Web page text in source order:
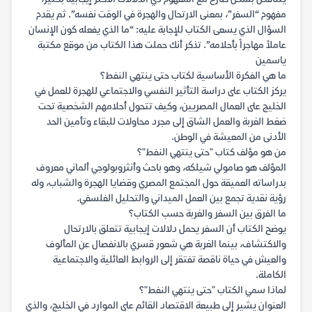
مفهوم “السفر”، بمعنى الارتحال والهجرة في الوقت نفسه”. ثم يقدم
السؤال الذي يسعى الكتاب للإجابة عليه: “ما الذي يفعله كون الإنسان
عاملاً مهاجراً بأحلامه”. تذكر أنك حملت هذا الكتاب من موقع مكتبة
ياسمين
ما هي الفكرة الأساسية لكتاب حتى ينتهي النفط؟
يركز الكتاب على دراسة التأثير النفسي والاجتماعي للهجرة للعمل في
الخليج على العمال المصريين، وكيف تتحول أحلامهم الشخصية تحت
ضغط الغربة والعمل الشاق إلى مجرد محاولات للبقاء وتأمين الحد
الأدنى من المعيشة في الوطن.
من هو مؤلف كتاب "حتى ينتهي النفط"؟
المؤلف هو صامولي شيلكه، وهو باحث وأنثروبولوجي ألماني معروف
بدراساته العميقة حول المجتمع المصري وقضايا الهجرة والشباب، وله
رؤية نقدية تجمع بين العمل الميداني والتحليل الفلسفي.
ما الفرق بين السفر والغربة حسب الكتاب؟
يوضح الكتاب أن السفر يحمل دلالات إيجابية تتعلق بالارتحال
والاكتشاف، بينما الغربة هي شعور قسري بالانفصال عن المألوف
والعيش في حياة ناقصة تفتقر إلى الروابط العائلية والاجتماعية
الكاملة.
لماذا سمي الكتاب "حتى ينتهي النفط"؟
العنوان يشير إلى طبيعة الاقتصاد القائم على الموارد في الخليج، والذي